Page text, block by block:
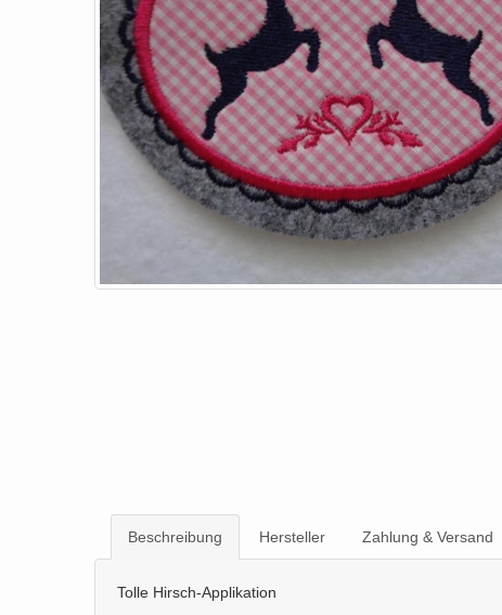
Beschreibung Hersteller Zahlung & Versand
Tolle Hirsch-Applikation